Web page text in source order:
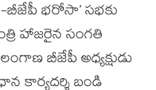
బీజేపీ భరోసా’ సభకు
హాజరైన సంగతి
బీజేపీ అధ్యక్షుడు
కార్యదర్శి బండి